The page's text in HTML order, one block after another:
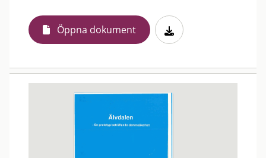
Öppna dokument